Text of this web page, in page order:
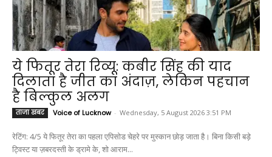
ये फितूर तेरा रिव्यू: कबीर सिंह की याद
दिलाता है जीत का अंदाज़, लेकिन पहचान
है बिल्कुल अलग
ताजा खबर Voice of Lucknow - Wednesday, 5 August 2026 3:51 PM
रेटिंग: 4/5 ये फितूर तेरा का पहला एपिसोड चेहरे पर मुस्कान छोड़ जाता है। बिना किसी बड़े
ट्विस्ट या ज़बरदस्ती के ड्रामे के, शो आराम...